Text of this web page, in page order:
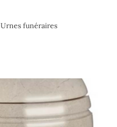
Urnes funéraires